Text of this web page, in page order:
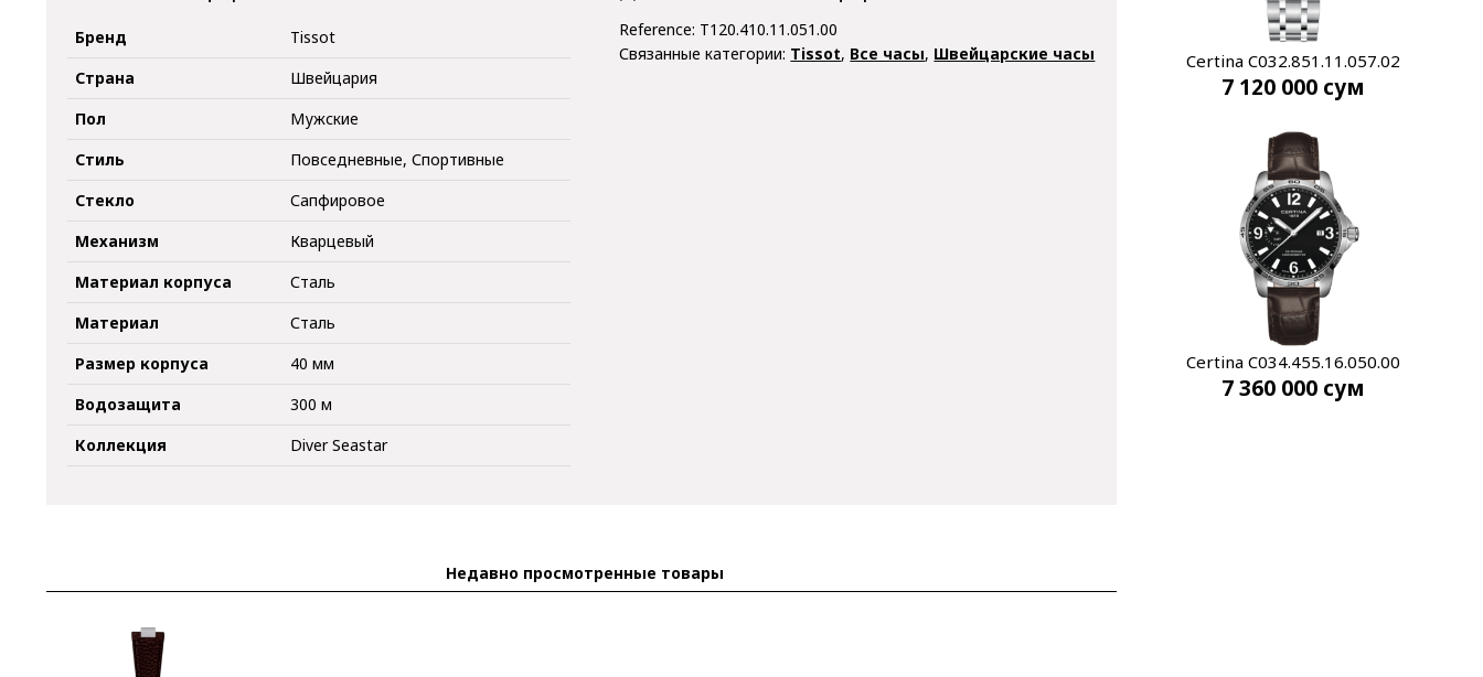
Бренд
Tissot
Страна
Швейцария
Пол
Мужские
Стиль
Повседневные, Спортивные
Стекло
Сапфировое
Механизм
Кварцевый
Материал корпуса
Сталь
Материал
Сталь
Размер корпуса
40 мм
Водозащита
300 м
Коллекция
Diver Seastar
Reference: T120.410.11.051.00
Связанные категории: Tissot, Все часы, Швейцарские часы
Недавно просмотренные товары
Certina C032.851.11.057.02
7 120 000 сум
Certina C034.455.16.050.00
7 360 000 сум